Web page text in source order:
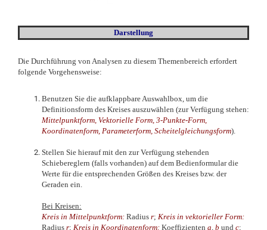
Darstellung
Die Durchführung von Analysen zu diesem Themenbereich erfordert
folgende Vorgehensweise:
Benutzen Sie die aufklappbare Auswahlbox, um die
Definitionsform des Kreises auszuwählen (zur Verfügung stehen:
Mittelpunktform, Vektorielle Form, 3-Punkte-Form,
Koordinatenform, Parameterform, Scheitelgleichungsform).
Stellen Sie hierauf mit den zur Verfügung stehenden
Schiebereglern (falls vorhanden) auf dem Bedienformular die
Werte für die entsprechenden Größen des Kreises bzw. der
Geraden ein.
Bei Kreisen:
Kreis in Mittelpunktform: Radius r; Kreis in vektorieller Form:
Radius r; Kreis in Koordinatenform: Koeffizienten a b und c;